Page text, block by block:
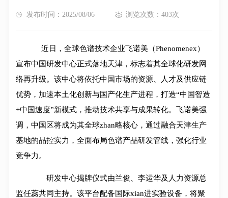
发布时间：2025/08/06 浏览次数：403次
近日，全球色谱技术企业飞诺美（Phenomenex）
宣布中国研发中心正式落地天津，标志着其全球化研发网
络再升级。该中心将依托中国市场的资源、人才及供应链
优势，加速本土化创新与国产化生产进程，打造“中国智造
+中国速度”新模式，推动技术共享与成果转化。飞诺美强
调，中国区将成为其全球zhan略核心，通过融合天津生产
基地的品控实力，全面布局色谱产品研发管线，强化行业
竞争力。
研发中心揭牌仪式由兰俊、李运华及人力资源总
监任蕊共同主持。该平台配备国际xian进实验设备，将聚